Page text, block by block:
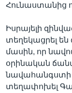
Հունաստանից
Իսրայելի
տեղեկացրել են
մասին, որ
օրինական
նավահանգստի
տեղափոխել